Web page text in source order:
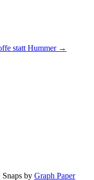
statt Hummer →
Snaps by Graph Paper